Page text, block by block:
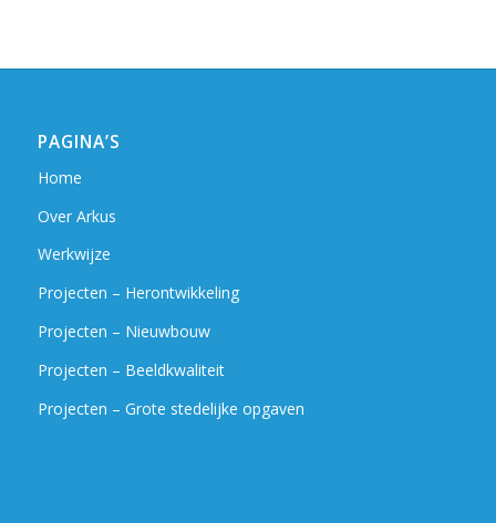
PAGINA’S
Home
Over Arkus
Werkwijze
Projecten – Herontwikkeling
Projecten – Nieuwbouw
Projecten – Beeldkwaliteit
Projecten – Grote stedelijke opgaven